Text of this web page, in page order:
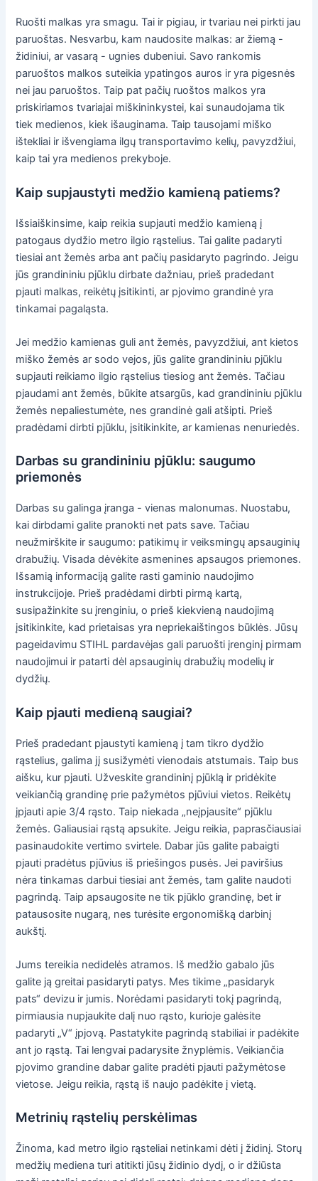
Ruošti malkas yra smagu. Tai ir pigiau, ir tvariau nei pirkti jau
paruoštas. Nesvarbu, kam naudosite malkas: ar žiemą -
židiniui, ar vasarą - ugnies dubeniui. Savo rankomis
paruoštos malkos suteikia ypatingos auros ir yra pigesnės
nei jau paruoštos. Taip pat pačių ruoštos malkos yra
priskiriamos tvariajai miškininkystei, kai sunaudojama tik
tiek medienos, kiek išauginama. Taip tausojami miško
ištekliai ir išvengiama ilgų transportavimo kelių, pavyzdžiui,
kaip tai yra medienos prekyboje.
Kaip supjaustyti medžio kamieną patiems?
Išsiaiškinsime, kaip reikia supjauti medžio kamieną į
patogaus dydžio metro ilgio rąstelius. Tai galite padaryti
tiesiai ant žemės arba ant pačių pasidaryto pagrindo. Jeigu
jūs grandininiu pjūklu dirbate dažniau, prieš pradedant
pjauti malkas, reikėtų įsitikinti, ar pjovimo grandinė yra
tinkamai pagaląsta.
Jei medžio kamienas guli ant žemės, pavyzdžiui, ant kietos
miško žemės ar sodo vejos, jūs galite grandininiu pjūklu
supjauti reikiamo ilgio rąstelius tiesiog ant žemės. Tačiau
pjaudami ant žemės, būkite atsargūs, kad grandininiu pjūklu
žemės nepaliestumėte, nes grandinė gali atšipti. Prieš
pradėdami dirbti pjūklu, įsitikinkite, ar kamienas nenuriedės.
Darbas su grandininiu pjūklu: saugumo
priemonės
Darbas su galinga įranga - vienas malonumas. Nuostabu,
kai dirbdami galite pranokti net pats save. Tačiau
neužmirškite ir saugumo: patikimų ir veiksmingų apsauginių
drabužių. Visada dėvėkite asmenines apsaugos priemones.
Išsamią informaciją galite rasti gaminio naudojimo
instrukcijoje. Prieš pradėdami dirbti pirmą kartą,
susipažinkite su įrenginiu, o prieš kiekvieną naudojimą
įsitikinkite, kad prietaisas yra nepriekaištingos būklės. Jūsų
pageidavimu STIHL pardavėjas gali paruošti įrenginį pirmam
naudojimui ir patarti dėl apsauginių drabužių modelių ir
dydžių.
Kaip pjauti medieną saugiai?
Prieš pradedant pjaustyti kamieną į tam tikro dydžio
rąstelius, galima jį susižymėti vienodais atstumais. Taip bus
aišku, kur pjauti. Užveskite grandininį pjūklą ir pridėkite
veikiančią grandinę prie pažymėtos pjūviui vietos. Reikėtų
įpjauti apie 3/4 rąsto. Taip niekada „neįpjausite“ pjūklu
žemės. Galiausiai rąstą apsukite. Jeigu reikia, paprasčiausiai
pasinaudokite vertimo svirtele. Dabar jūs galite pabaigti
pjauti pradėtus pjūvius iš priešingos pusės. Jei paviršius
nėra tinkamas darbui tiesiai ant žemės, tam galite naudoti
pagrindą. Taip apsaugosite ne tik pjūklo grandinę, bet ir
patausosite nugarą, nes turėsite ergonomišką darbinį
aukštį.
Jums tereikia nedidelės atramos. Iš medžio gabalo jūs
galite ją greitai pasidaryti patys. Mes tikime „pasidaryk
pats“ devizu ir jumis. Norėdami pasidaryti tokį pagrindą,
pirmiausia nupjaukite dalį nuo rąsto, kurioje galėsite
padaryti „V“ įpjovą. Pastatykite pagrindą stabiliai ir padėkite
ant jo rąstą. Tai lengvai padarysite žnyplėmis. Veikiančia
pjovimo grandine dabar galite pradėti pjauti pažymėtose
vietose. Jeigu reikia, rąstą iš naujo padėkite į vietą.
Metrinių rąstelių perskėlimas
Žinoma, kad metro ilgio rąsteliai netinkami dėti į židinį. Storų
medžių mediena turi atitikti jūsų židinio dydį, o ir džiūsta